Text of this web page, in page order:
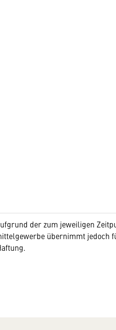
der zum jeweiligen
übernimmt jedoch